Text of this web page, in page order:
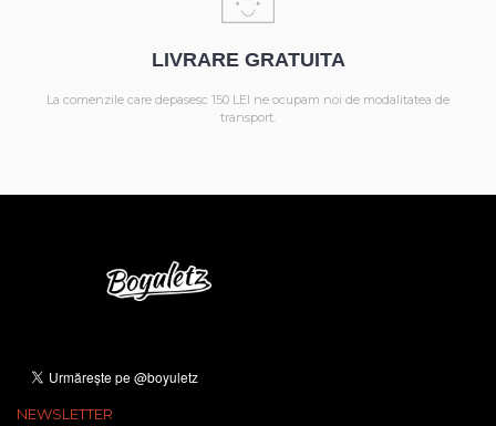
LIVRARE GRATUITA
La comenzile care depasesc 150 LEI ne ocupam noi de modalitatea de
transport.
NEWSLETTER